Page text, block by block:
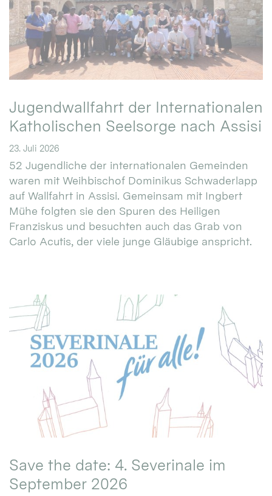
Jugendwallfahrt der Internationalen
Katholischen Seelsorge nach Assisi
23. Juli 2026
52 Jugendliche der internationalen Gemeinden
waren mit Weihbischof Dominikus Schwaderlapp
auf Wallfahrt in Assisi. Gemeinsam mit Ingbert
Mühe folgten sie den Spuren des Heiligen
Franziskus und besuchten auch das Grab von
Carlo Acutis, der viele junge Gläubige anspricht.
Save the date: 4. Severinale im
September 2026